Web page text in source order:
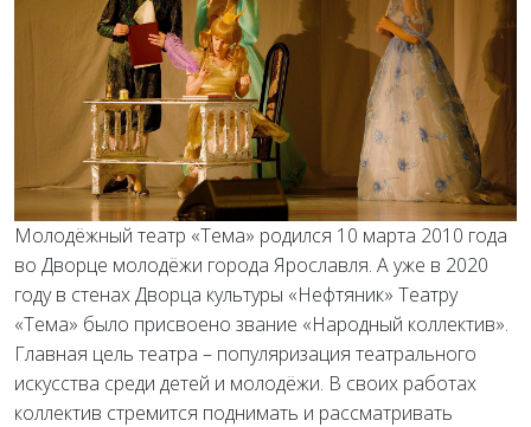
Молодёжный театр «Тема» родился 10 марта 2010 года
во Дворце молодёжи города Ярославля. А уже в 2020
году в стенах Дворца культуры «Нефтяник» Театру
«Тема» было присвоено звание «Народный коллектив».
Главная цель театра – популяризация театрального
искусства среди детей и молодёжи. В своих работах
коллектив стремится поднимать и рассматривать